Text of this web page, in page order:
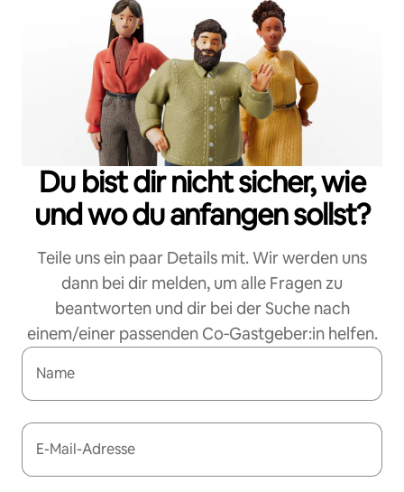
Du bist dir nicht sicher, wie
und wo du anfangen sollst?
Teile uns ein paar Details mit. Wir werden uns
dann bei dir melden, um alle Fragen zu
beantworten und dir bei der Suche nach
einem/einer passenden Co‑Gastgeber:in helfen.
Name
E-Mail-Adresse